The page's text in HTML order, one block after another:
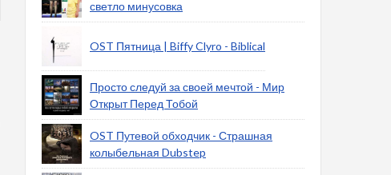
светло минусовка
OST Пятница | Biffy Clyro - Biblical
Просто следуй за своей мечтой - Мир
Открыт Перед Тобой
OST Путевой обходчик - Страшная
колыбельная Dubstep